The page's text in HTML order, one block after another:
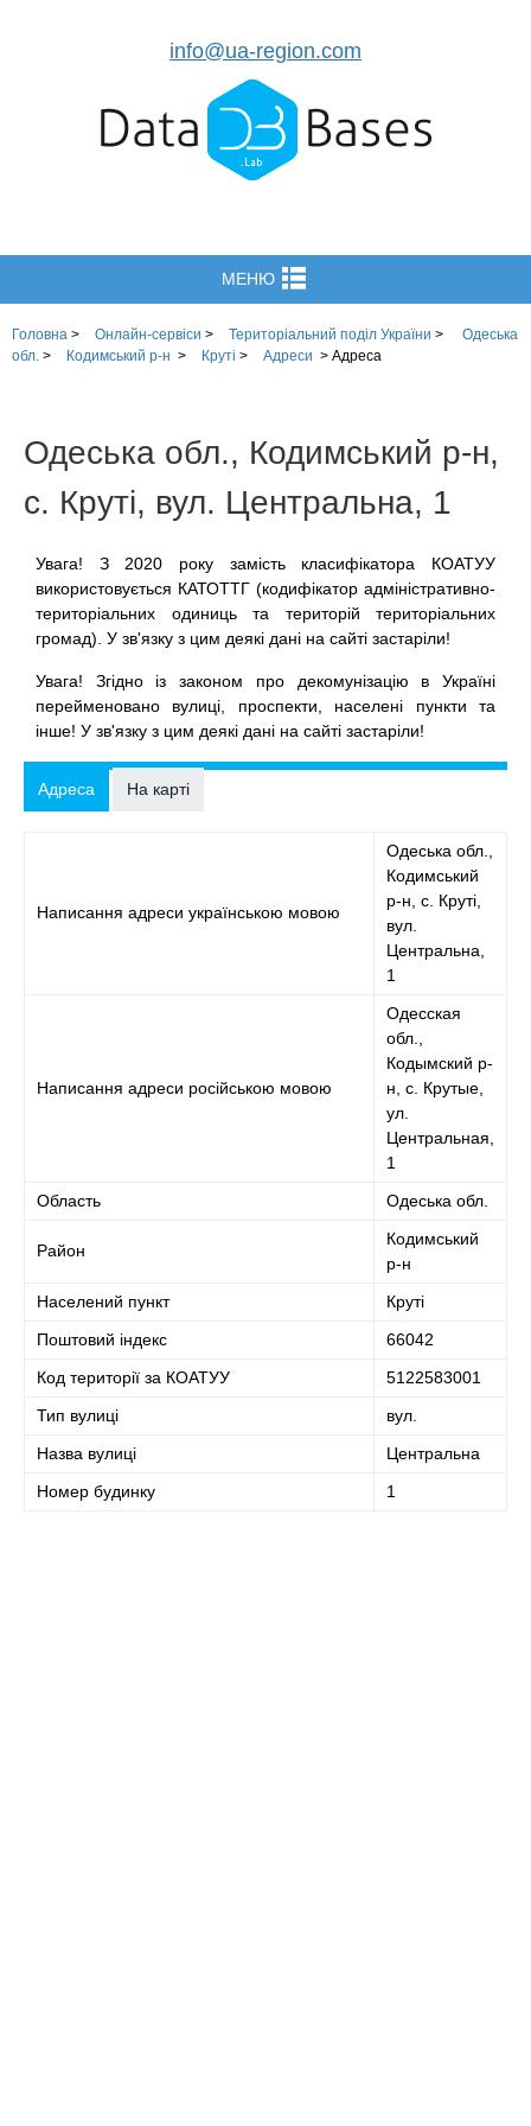
info@ua-region.com
МЕНЮ
Головна > Онлайн-сервіси > Територіальний поділ України >
Одеська
обл. > Кодимський р-н > Круті > Адреси > Адреса
Одеська обл., Кодимський р-н,
с. Круті, вул. Центральна, 1
Увага! З 2020 року замість класифікатора КОАТУУ
використовується КАТОТТГ (кодифікатор адміністративно-
територіальних одиниць та територій територіальних
громад). У зв'язку з цим деякі дані на сайті застаріли!
Увага! Згідно із законом про декомунізацію в Україні
перейменовано вулиці, проспекти, населені пункти та
інше! У зв'язку з цим деякі дані на сайті застаріли!
Адреса На карті
Написання адреси українською мовою
Одеська обл.,
Кодимський
р-н, с. Круті,
вул.
Центральна,
1
Написання адреси російською мовою
Одесская
обл.,
Кодымский р-
н, с. Крутые,
ул.
Центральная,
1
Область
Одеська обл.
Район
Кодимський
р-н
Населений пункт
Круті
Поштовий індекс
66042
Код території за КОАТУУ
5122583001
Тип вулиці
вул.
Назва вулиці
Центральна
Номер будинку
1